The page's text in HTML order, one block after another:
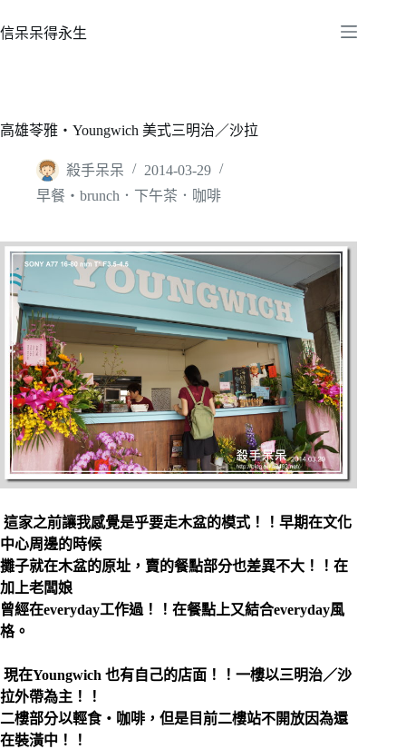
至
容
信呆呆得永生
高雄苓雅‧Youngwich 美式三明治／沙拉
殺手呆呆
2014-03-29
早餐‧brunch．下午茶．咖啡
這家之前讓我感覺是乎要走木盆的模式！！早期在文化
中心周邊的時候
攤子就在木盆的原址，賣的餐點部分也差異不大！！在
加上老闆娘
曾經在everyday工作過！！在餐點上又結合everyday風
格。
現在Youngwich 也有自己的店面！！一樓以三明治／沙
拉外帶為主！！
二樓部分以輕食‧咖啡，但是目前二樓站不開放因為還
在裝潢中！！